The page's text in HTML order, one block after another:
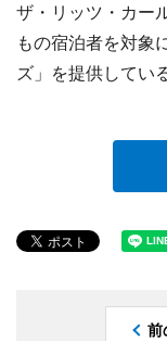
ザ・リッツ・カー
もの宿泊者を対象
ズ」を提供している
前